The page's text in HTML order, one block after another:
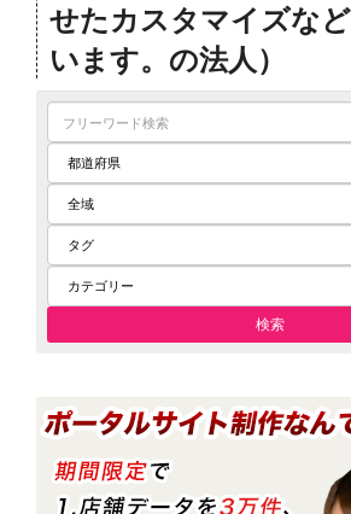
せたカスタマイズな
います。の法人）